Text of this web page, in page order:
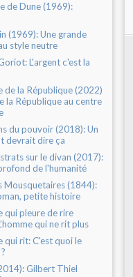
de Dune (1969):
(1969): Une grande
style neutre
L'argent c'est la
de la République (2022)
la République au centre
du pouvoir (2018): Un
devrait dire ça
sur le divan (2017):
de l'humanité
Mousquetaires (1844):
petite histoire
qui pleure de rire
qui ne rit plus
qui rit: C'est quoi le
Gilbert Thiel